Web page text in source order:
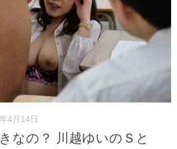
4月14日
なの？ 川越ゆいのＳと